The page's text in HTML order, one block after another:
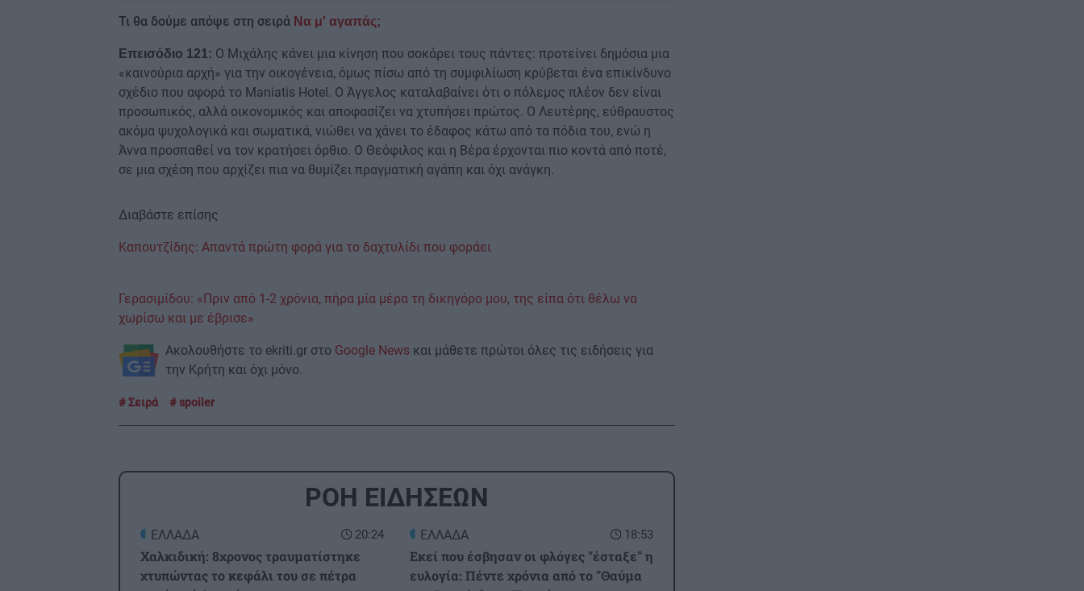
Τι θα δούμε απόψε στη σειρά Να μ' αγαπάς;
Επεισόδιο 121: Ο Μιχάλης κάνει μια κίνηση που σοκάρει τους πάντες: προτείνει δημόσια μια
«καινούρια αρχή» για την οικογένεια, όμως πίσω από τη συμφιλίωση κρύβεται ένα επικίνδυνο
σχέδιο που αφορά το Maniatis Hotel. Ο Άγγελος καταλαβαίνει ότι ο πόλεμος πλέον δεν είναι
προσωπικός, αλλά οικονομικός και αποφασίζει να χτυπήσει πρώτος. Ο Λευτέρης, εύθραυστος
ακόμα ψυχολογικά και σωματικά, νιώθει να χάνει το έδαφος κάτω από τα πόδια του, ενώ η
Άννα προσπαθεί να τον κρατήσει όρθιο. Ο Θεόφιλος και η Βέρα έρχονται πιο κοντά από ποτέ,
σε μια σχέση που αρχίζει πια να θυμίζει πραγματική αγάπη και όχι ανάγκη.
Διαβάστε επίσης
Καπουτζίδης: Απαντά πρώτη φορά για το δαχτυλίδι που φοράει
Γερασιμίδου: «Πριν από 1-2 χρόνια, πήρα μία μέρα τη δικηγόρο μου, της είπα ότι θέλω να
χωρίσω και με έβρισε»
Ακολουθήστε το ekriti.gr στο Google News και μάθετε πρώτοι όλες τις ειδήσεις για
την Κρήτη και όχι μόνο.
Σειρά spoiler
ΡΟΗ ΕΙΔΗΣΕΩΝ
20:24
ΕΛΛΑΔΑ
Χαλκιδική: 8χρονος τραυματίστηκε
χτυπώντας το κεφάλι του σε πέτρα
18:53
ΕΛΛΑΔΑ
Εκεί που έσβησαν οι φλόγες "έσταξε" η
ευλογία: Πέντε χρόνια από το "Θαύμα